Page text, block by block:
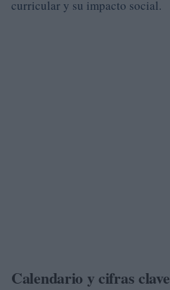
curricular y su impacto social.
Calendario y cifras clave